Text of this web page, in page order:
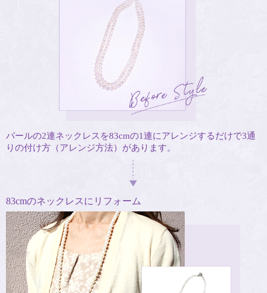
パールの2連ネックレスを83cmの1連にアレンジするだけで3通
りの付け方（アレンジ方法）があります。
83cmのネックレスにリフォーム